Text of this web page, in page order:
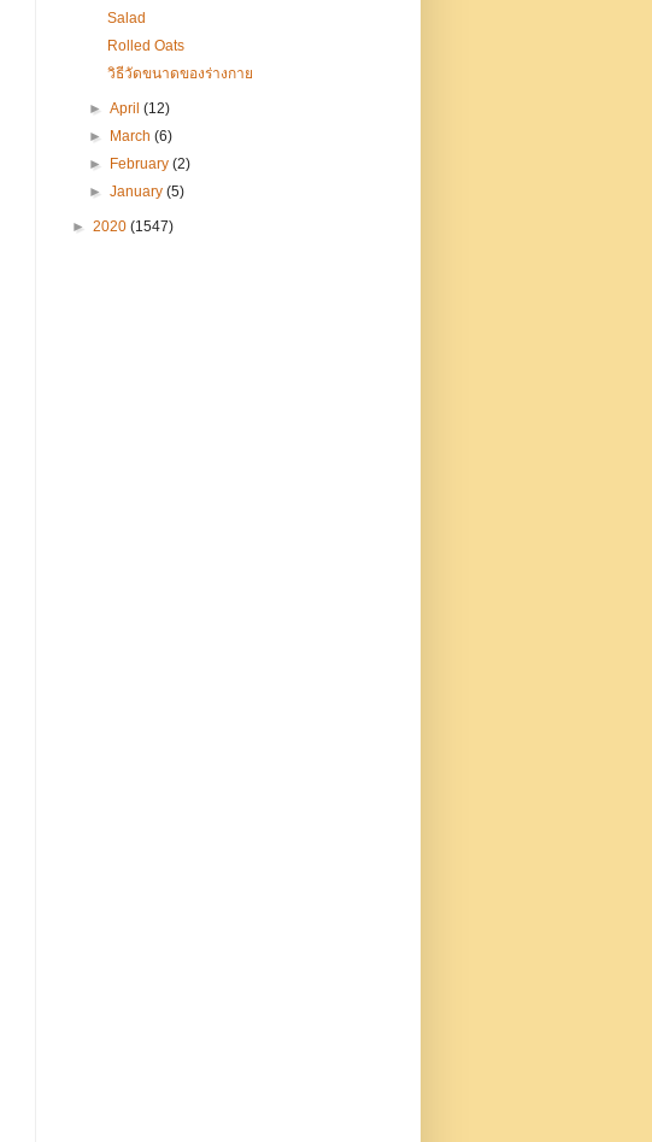
Salad
Rolled Oats
วิธีวัดขนาดของร่างกาย
►April(12)
►
March(6)
►
February(2)
►January(5)
► 2020 (1547)